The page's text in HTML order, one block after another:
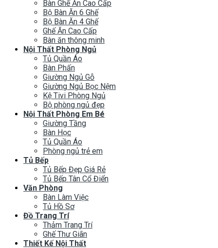
Bàn Ghế Ăn Cao Cấp
Bộ Bàn Ăn 6 Ghế
Bộ Bàn Ăn 4 Ghế
Ghế Ăn Cao Cấp
Bàn ăn thông minh
Nội Thất Phòng Ngủ
Tủ Quần Áo
Bàn Phấn
Giường Ngủ Gỗ
Giường Ngủ Bọc Nệm
Kệ Tivi Phòng Ngủ
Bộ phòng ngủ đẹp
Nội Thất Phòng Em Bé
Giường Tầng
Bàn Học
Tủ Quần Áo
Phòng ngủ trẻ em
Tủ Bếp
Tủ Bếp Đẹp Giá Rẻ
Tủ Bếp Tân Cổ Điển
Văn Phòng
Bàn Làm Việc
Tủ Hồ Sơ
Đồ Trang Trí
Thảm Trang Trí
Ghế Thư Giãn
Thiết Kế Nội Thất